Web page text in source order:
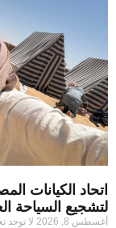
اتحاد الكيانات
لتشجيع السياحة
أغسطس 8, 2026 لا توجد